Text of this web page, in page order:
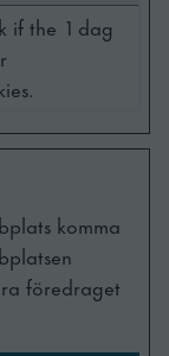
if the 1 dag
komma
föredraget